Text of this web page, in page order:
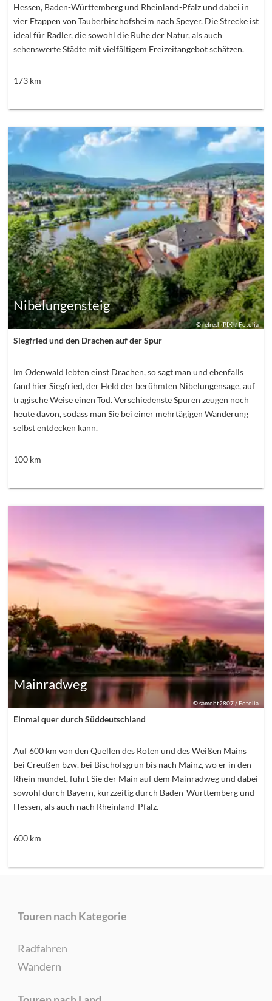
Hessen, Baden-Württemberg und Rheinland-Pfalz und dabei in
vier Etappen von Tauberbischofsheim nach Speyer. Die Strecke ist
ideal für Radler, die sowohl die Ruhe der Natur, als auch
sehenswerte Städte mit vielfältigem Freizeitangebot schätzen.
173km
©refresh(PIX) / Fotolia
Nibelungensteig
Siegfried und den Drachen auf der Spur
Im Odenwald lebten einst Drachen, so sagt man und ebenfalls
fand hier Siegfried, der Held der berühmten Nibelungensage, auf
tragische Weise einen Tod. Verschiedenste Spuren zeugen noch
heute davon, sodass man Sie bei einer mehrtägigen Wanderung
selbst entdecken kann.
100km
©samoht2807 / Fotolia
Mainradweg
Einmal quer durch Süddeutschland
Auf 600 km von den Quellen des Roten und des Weißen Mains
bei Creußen bzw. bei Bischofsgrün bis nach Mainz, wo er in den
Rhein mündet, führt Sie der Main auf dem Mainradweg und dabei
sowohl durch Bayern, kurzzeitig durch Baden-Württemberg und
Hessen, als auch nach Rheinland-Pfalz.
600km
Touren nach Kategorie
Radfahren
Wandern